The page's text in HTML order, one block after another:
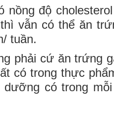
độ
vẫn có thể ăn
tuần.
phải cứ ăn trứng
có trong thực
có trong